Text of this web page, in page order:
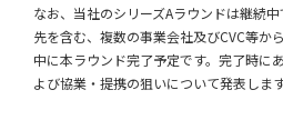
なお、当社のシリーズAラウンドは継続
先を含む、複数の事業会社及びCVC等か
中に本ラウンド完了予定です。完了時に
よび協業・提携の狙いについて発表します